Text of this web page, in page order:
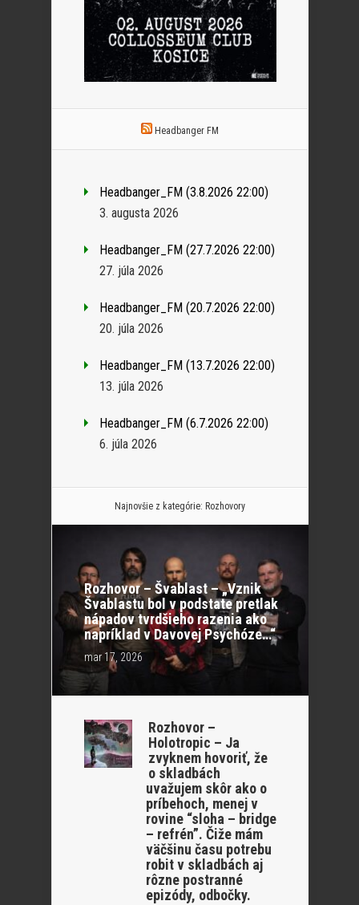
Headbanger FM
Headbanger_FM (3.8.2026 22:00)
3. augusta 2026
Headbanger_FM (27.7.2026 22:00)
27. júla 2026
Headbanger_FM (20.7.2026 22:00)
20. júla 2026
Headbanger_FM (13.7.2026 22:00)
13. júla 2026
Headbanger_FM (6.7.2026 22:00)
6. júla 2026
Najnovšie z kategórie: Rozhovory
Rozhovor – Švablast – „Vznik
Švablastu bol v podstate pretlak
nápadov tvrdšieho razenia ako
napríklad v Davovej Psychóze…“
mar 17, 2026
Rozhovor –
Holotropic – Ja
zvyknem hovoriť, že
o skladbách
uvažujem skôr ako o
príbehoch, menej v
rovine “sloha – bridge
– refrén”. Čiže mám
väčšinu času potrebu
robit v skladbách aj
rôzne postranné
epizódy, odbočky.